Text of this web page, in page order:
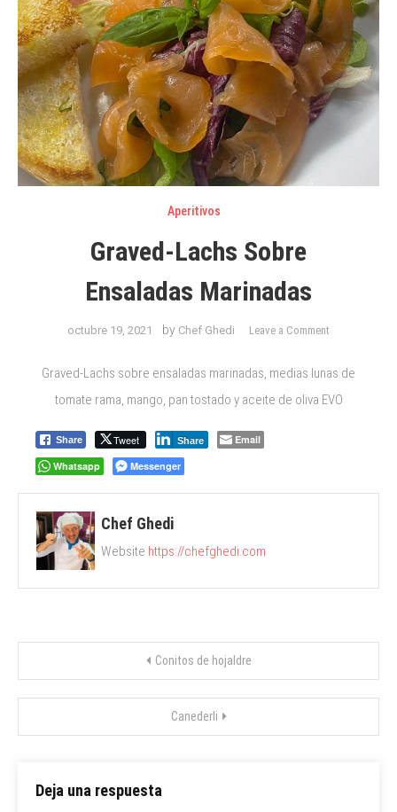
Aperitivos
Graved-Lachs Sobre
Ensaladas Marinadas
octubre 19, 2021 by Chef Ghedi Leave a Comment
Lachs
Graved-Lachs sobre ensaladas marinadas, medias lunas de
tomate rama, mango, pan tostado y aceite de oliva EVO
Share Tweet Share
Email
Whatsapp
Messenger
Chef Ghedi
Website https://chefghedi.com
de
entradas
Conitos de hojaldre
Canederli
Deja una respuesta